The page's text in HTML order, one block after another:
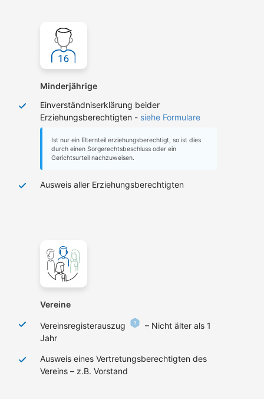
Minderjährige
Einverständniserklärung beider
Erziehungsberechtigten - siehe Formulare
Ist nur ein Elternteil erziehungsberechtigt, so ist dies
durch einen Sorgerechtsbeschluss oder ein
Gerichtsurteil nachzuweisen.
Ausweis aller Erziehungsberechtigten
Vereine
Vereinsregisterauszug
– Nicht älter als 1
Jahr
Ausweis eines Vertretungsberechtigten des
Vereins – z.B. Vorstand